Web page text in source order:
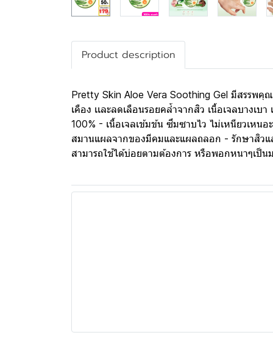
Product description
Pretty Skin Aloe Vera Soothing Gel มีสรรพคุ
เคือง เเละลดเลือนรอยคล้ำจากสิว เนื้อเจลบางเบ
100% - เนื้อเจลเข้มข้น ซึมซาบไว ไม่เหนียวเหน
สมานแผลจากของมีคมและแผลถลอก - รักษาสิวแ
สามารถใช้ได้บ่อยตามต้องการ หรือพอกหนาๆเป็